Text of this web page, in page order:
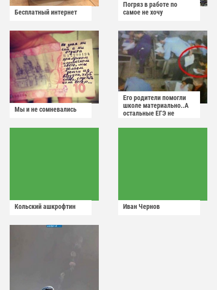
Бесплатный интернет
Погряз в работе по
самое не хочу
Мы и не сомневались
Его родители помогли
школе материально..А
остальные ЕГЭ не
Кольский ашкрофтин Иван Чернов